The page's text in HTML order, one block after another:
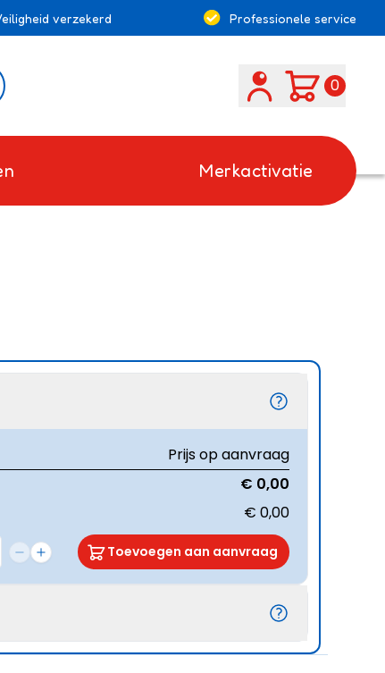
verzekerd Professionele service
0
Merkactivatie
Prijs op aanvraag
€ 0,00
€ 0,00
Toevoegen aan aanvraag